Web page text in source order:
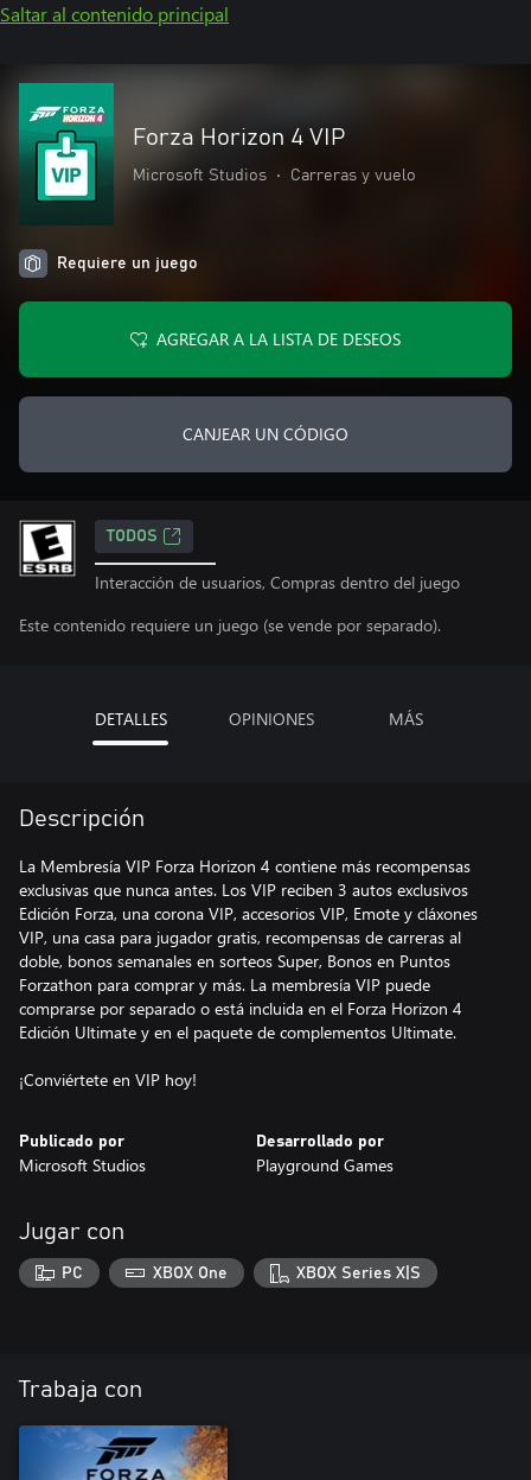
Saltar al contenido principal
Forza Horizon 4 VIP
Microsoft Studios • Carreras y vuelo
Requiere un juego
AGREGAR A LA LISTA DE DESEOS
CANJEAR UN CÓDIGO
TODOS
Interacción de usuarios, Compras dentro del juego
Este contenido requiere un juego (se vende por separado).
DETALLES OPINIONES MÁS
Descripción
La Membresía VIP Forza Horizon 4 contiene más recompensas
exclusivas que nunca antes. Los VIP reciben 3 autos exclusivos
Edición Forza, una corona VIP, accesorios VIP, Emote y cláxones
VIP, una casa para jugador gratis, recompensas de carreras al
doble, bonos semanales en sorteos Super, Bonos en Puntos
Forzathon para comprar y más. La membresía VIP puede
comprarse por separado o está incluida en el Forza Horizon 4
Edición Ultimate y en el paquete de complementos Ultimate.
¡Conviértete en VIP hoy!
Publicado por
Microsoft Studios
Desarrollado por
Playground Games
Jugar con
PC XBOX One XBOX Series X|S
Trabaja con